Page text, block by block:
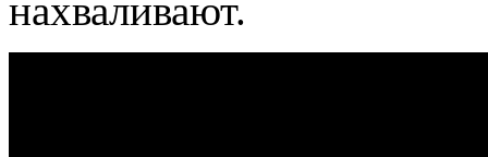
нахваливают.